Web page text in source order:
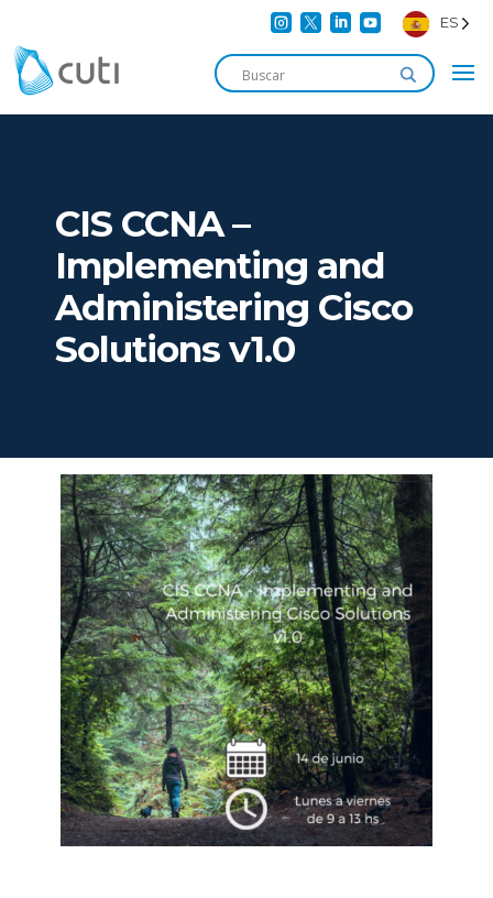
    ES
CIS CCNA –
Implementing and
Administering Cisco
Solutions v1.0